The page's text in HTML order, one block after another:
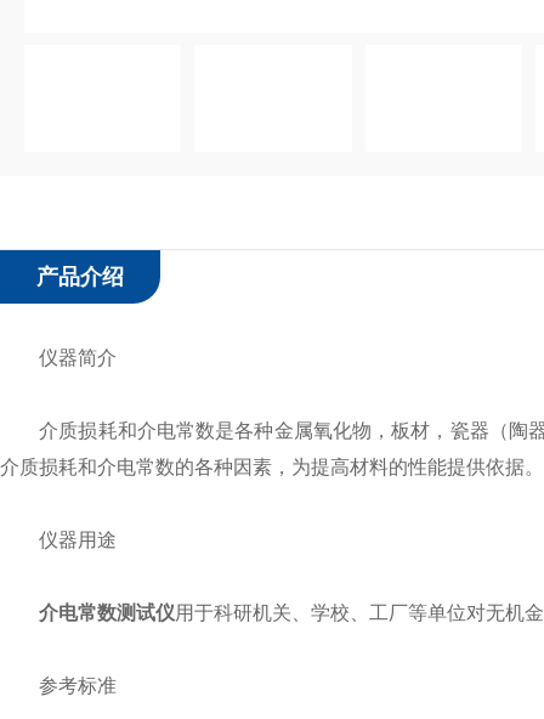
产品介绍
仪器简介
介质损耗和介电常数是各种金属氧化物，板材，瓷器（陶
介质损耗和介电常数的各种因素，为提高材料的性能提供依据。
仪器用途
介电常数测试仪用于科研机关、学校、工厂等单位对无机
参考标准